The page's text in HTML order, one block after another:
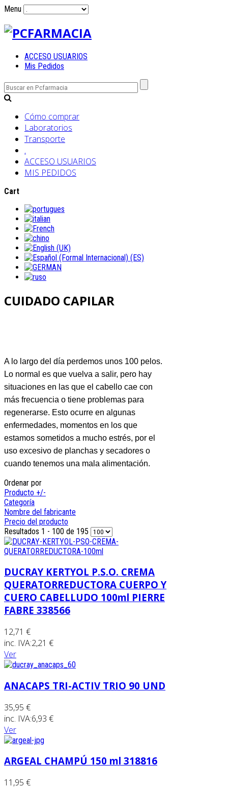
Menu
ACCESO USUARIOS
Mis Pedidos
Cómo comprar
Laboratorios
Transporte
.
ACCESO USUARIOS
MIS PEDIDOS
Cart
CUIDADO CAPILAR
A lo largo del día perdemos unos 100 pelos.
Lo normal es que vuelva a salir, pero hay
situaciones en las que el cabello cae con
más frecuencia o tiene problemas para
regenerarse. Esto ocurre en algunas
enfermedades, momentos en los que
estamos sometidos a mucho estrés, por el
uso excesivo de planchas y secadores o
cuando tenemos una mala alimentación.
Ordenar por
Producto +/-
Categoría
Nombre del fabricante
Precio del producto
Resultados 1 - 100 de 195
DUCRAY KERTYOL P.S.O. CREMA
QUERATORREDUCTORA CUERPO Y
CUERO CABELLUDO 100ml PIERRE
FABRE 338566
12,71 €
inc. IVA:2,21 €
Ver
ANACAPS TRI-ACTIV TRIO 90 UND
35,95 €
inc. IVA:6,93 €
Ver
ARGEAL CHAMPÚ 150 ml 318816
11,95 €